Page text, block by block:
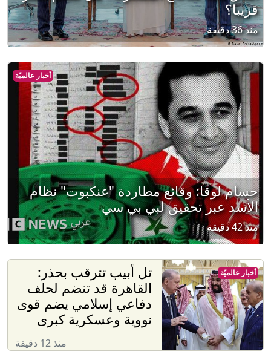
قريبا؟
منذ 36 دقيقة
أخبار عالميّة
حسام لوقا: وقائع مطاردة "عنكبوت" نظام
الأسد عبر تحقيق لبي بي سي
منذ 42 دقيقة
تل أبيب تترقب بحذر:
القاهرة قد تنضم لحلف
دفاعي إسلامي يضم قوى
نووية وعسكرية كبرى
منذ 12 دقيقة
أخبار عالميّة